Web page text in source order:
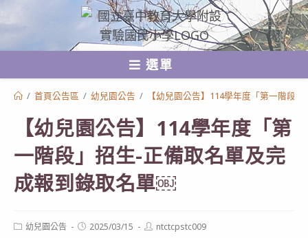
跳
轉
至
選單
/ 首頁公告區 / 幼兒園公告 / 【幼兒園公告】114學年度「第一階段
【幼兒園公告】114學年度「第
一階段」招生-正備取名單及完
成報到錄取名單￼
Post幼兒園公告
Post2025/03/15
Postntctcpstc009